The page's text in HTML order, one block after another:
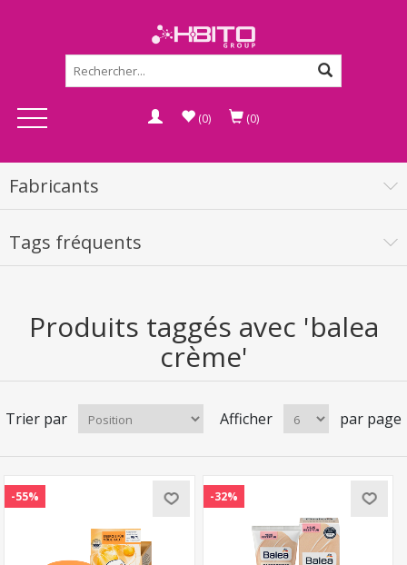
(0) (0)
Fabricants
Tags fréquents
Produits taggés avec 'balea
crème'
Trier par Afficher par page
-55% -32%